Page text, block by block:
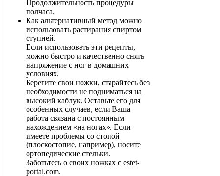
Продолжительность процедуры
полчаса.
Как альтернативный метод можно
использовать растирания спиртом
ступней.
Если использовать эти рецепты,
можно быстро и качественно снять
напряжение с ног в домашних
условиях.
Берегите свои ножки, старайтесь без
необходимости не подниматься на
высокий каблук. Оставьте его для
особенных случаев, если Ваша
работа связана с постоянным
нахождением «на ногах». Если
имеете проблемы со стопой
(плоскостопие, например), носите
ортопедические стельки.
Заботьтесь о своих ножках с estet-
portal.com.